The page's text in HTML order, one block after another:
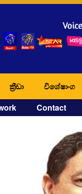
ක්‍රීඩා විශේෂාංග
Contact